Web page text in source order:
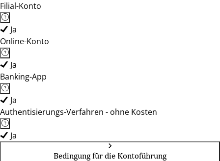
Filial-Konto
Ja
Online-Konto
Ja
Banking-App
Ja
Authentisierungs-Verfahren - ohne Kosten
Ja
Bedingung für die Kontoführung